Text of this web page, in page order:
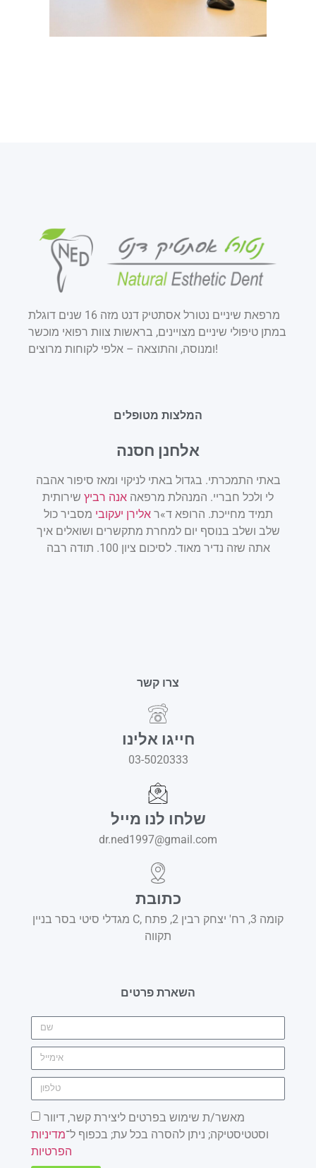
מרפאת שיניים נטורל אסתטיק דנט מזה 16 שנים דוגלת
במתן טיפולי שיניים מצויינים, בראשות צוות רפואי מוכשר
ומנוסה, והתוצאה – אלפי לקוחות מרוצים!
המלצות מטופלים
אלחנן חסנה
באתי התמכרתי. בגדול באתי לניקוי ומאז סיפור אהבה
לי ולכל חבריי. המנהלת מרפאה אנה רביץ שירותית
תמיד מחייכת. הרופא ד»ראלירן יעקובי מסביר כול
שלב ושלב בנוסף יום למחרת מתקשרים ושואלים איך
אתה שזה נדיר מאוד. לסיכום ציון 100. תודה רבה
צרו קשר
חייגו אלינו
03-5020333
שלחו לנו מייל
dr.ned1997@gmail.com
כתובת
מגדלי סיטי בסר בניין C, קומה 3, רח' יצחק רבין 2, פתח
תקווה
השארת פרטים
מאשר/ת שימוש בפרטים ליצירת קשר, דיוור
וסטטיסטיקה; ניתן להסרה בכל עת; בכפוף ל־מדיניות
הפרטיות